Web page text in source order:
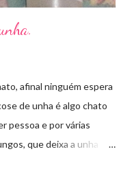
afinal ninguém espera
de unha é algo chato
pessoa e por várias
que deixa a unha